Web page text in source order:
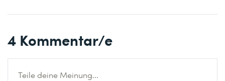
4 Kommentar/e
Teile deine Meinung...